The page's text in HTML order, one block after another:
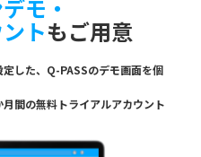
モ・
トもご用意
した、Q-PASSのデモ画面を個
間の無料トライアルアカウント